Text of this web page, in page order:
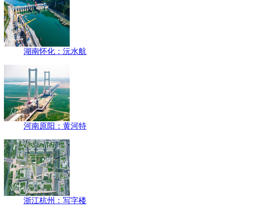
湖南怀化：沅水航
河南原阳：黄河特
浙江杭州：写字楼